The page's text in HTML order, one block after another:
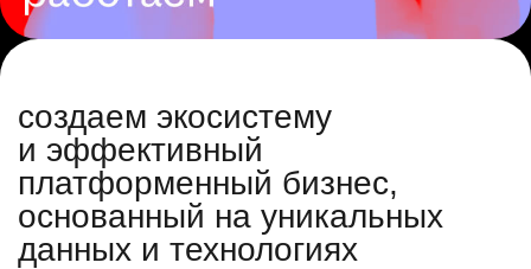
создаем экосистему
и эффективный
платформенный бизнес,
основанный на уникальных
данных и технологиях